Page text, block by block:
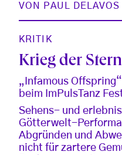
VON
PAUL DELAVOS
KRITIK
Krieg der
„Infamous
beim ImPulsTanz
Sehens- und
Götterwelt-
Abgründen und
nicht für zartere